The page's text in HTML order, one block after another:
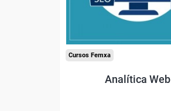
Compra segura
Cursos Femxa
Analítica Web